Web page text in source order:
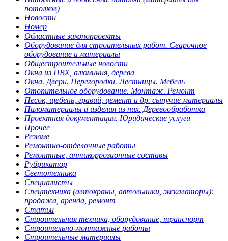
потолков)
Новости
Номер
Областные законопроекты
Оборудование для строительных работ. Сварочное
оборудование и материалы
Общестроительные новости
Окна из ПВХ, алюминия, дерева
Окна. Двери. Перегородки. Лестницы. Мебель
Отопительное оборудование. Монтаж. Ремонт
Песок, щебень, гравий, цемент и др. сыпучие материалы
Пиломатериалы и изделия из них. Деревообработка
Проектная документация. Юридические услуги
Прочее
Резюме
Ремонтно-отделочные работы
Ремонтные, антикоррозионные составы
Рубрикатор
Светотехника
Специалисты
Спецтехника (автокраны, автовышки, экскаваторы):
продажа, аренда, ремонт
Статьи
Строительная техника, оборудование, транспорт
Строительно-монтажные работы
Строительные материалы